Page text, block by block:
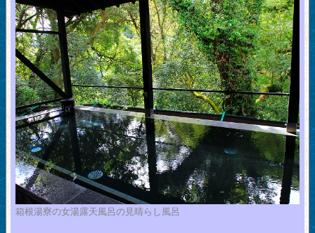
箱根湯寮の女湯露天風呂の見晴らし風呂